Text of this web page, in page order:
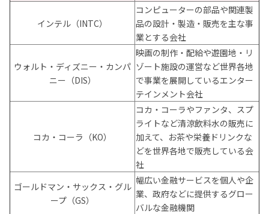
インテル（INTC）
コンピューターの部品や関連製
品の設計・製造・販売を主な事
業とする会社
ウォルト・ディズニー・カンパ
ニー（DIS）
映画の制作・配給や遊園地・リ
ゾート施設の運営など世界各地
で事業を展開しているエンター
テインメント会社
コカ・コーラ（KO）
コカ・コーラやファンタ、スプ
ライトなど清涼飲料水の販売に
加えて、お茶や栄養ドリンクな
どを世界各地で販売している会
社
ゴールドマン・サックス・グル
ープ（GS）
幅広い金融サービスを個人や企
業、政府などに提供するグロー
バルな金融機関